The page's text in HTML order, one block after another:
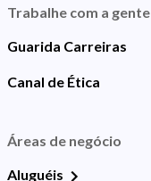
Trabalhe com a gente
Guarida Carreiras
Canal de Ética
Áreas de negócio
Aluguéis